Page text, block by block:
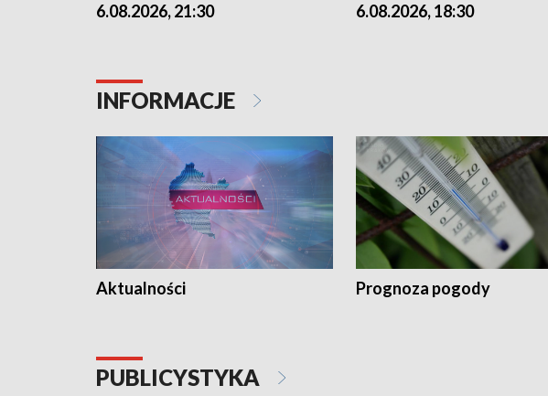
6.08.2026, 21:30 6.08.2026, 18:30
INFORMACJE
Aktualności Prognoza pogody
PUBLICYSTYKA